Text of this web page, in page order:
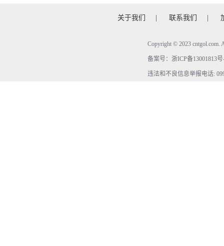
关于我们 联系我们
Copyright © 2023
备案号： 浙ICP备13001813
违法和不良信息举报电话: